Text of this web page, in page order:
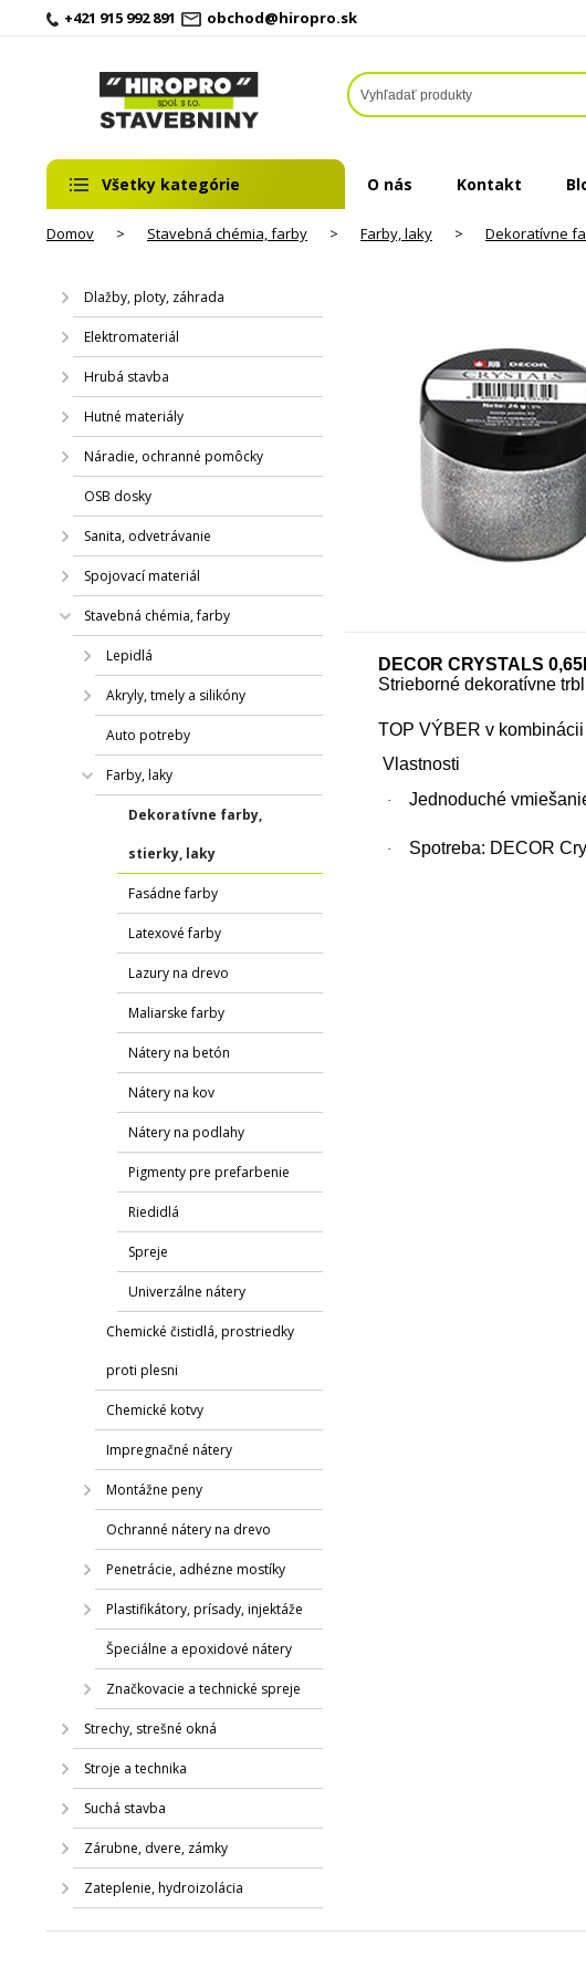
+421 915 992 891 obchod@hiropro.sk
Všetky kategórie O nás Kontakt
Domov > Stavebná chémia, farby > Farby, laky > Dekoratívne
Dlažby, ploty, záhrada
Elektromateriál
Hrubá stavba
Hutné materiály
Náradie, ochranné pomôcky
OSB dosky
Sanita, odvetrávanie
Spojovací materiál
Stavebná chémia, farby
Lepidlá
Akryly, tmely a silikóny
Auto potreby
Farby, laky
Dekoratívne farby,
stierky, laky
Fasádne farby
Latexové farby
Lazury na drevo
Maliarske farby
Nátery na betón
Nátery na kov
Nátery na podlahy
Pigmenty pre prefarbenie
Riedidlá
Spreje
Univerzálne nátery
Chemické čistidlá, prostriedky
proti plesni
Chemické kotvy
Impregnačné nátery
Montážne peny
Ochranné nátery na drevo
Penetrácie, adhézne mostíky
Plastifikátory, prísady, injektáže
Špeciálne a epoxidové nátery
Značkovacie a technické spreje
Strechy, strešné okná
Stroje a technika
Suchá stavba
Zárubne, dvere, zámky
Zateplenie, hydroizolácia
DECOR CRYSTALS
Strieborné dekoratívne
TOP VÝBER v
Vlastnosti
· Jednoduché
· Spotreba: DECOR